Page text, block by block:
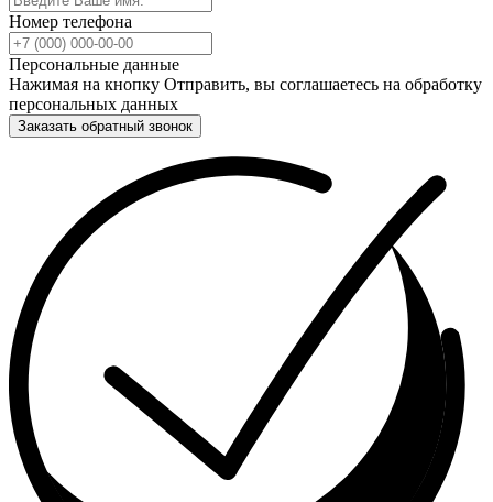
Номер телефона
Персональные данные
Нажимая на кнопку Отправить, вы соглашаетесь на обработку
персональных данных
Заказать обратный звонок